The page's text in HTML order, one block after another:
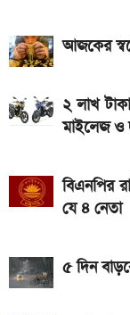
Yamaha MT-
আকর্ষণীয় স্পোর্টস
২ লাখ টাকার মধ্যে
আজকের
২ লাখ
মাইলেজ ও
বিএনপির
যে ৪ নেতা
৫ দিন